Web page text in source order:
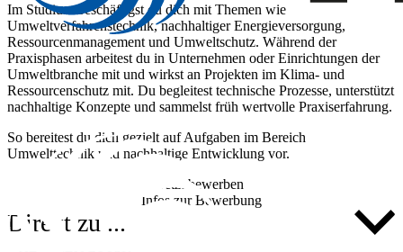
Im Studium beschäftigst du dich mit Themen wie
Umweltverfahrenstechnik, nachhaltiger Energieversorgung,
Ressourcenmanagement und Umweltschutz. Während der
Praxisphasen arbeitest du in Unternehmen oder Einrichtungen der
Umweltbranche mit und wirkst an Projekten im Klima- und
Ressourcenschutz mit. Du begleitest technische Prozesse, unterstützt
nachhaltige Konzepte und sammelst früh wertvolle Praxiserfahrung.
So bereitest du dich gezielt auf Aufgaben im Bereich
Umwelttechnik und nachhaltige Entwicklung vor.
Jetzt bewerben
Infos zur Bewerbung
Direkt zu ...